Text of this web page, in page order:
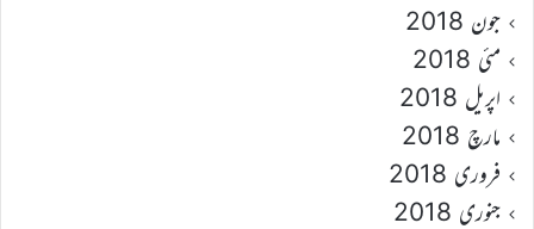
جون 2018
مئی 2018
اپریل 2018
مارچ 2018
فروری 2018
جنوری 2018